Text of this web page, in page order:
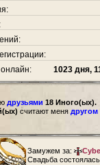
1023 дня,
друзьями 18 Иного(ых).
считают меня другом
Замужем за:
Свадьба состоялась